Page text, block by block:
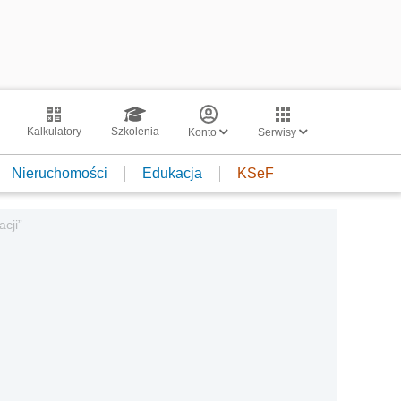
Kalkulatory Szkolenia Konto Serwisy
Nieruchomości Edukacja KSeF